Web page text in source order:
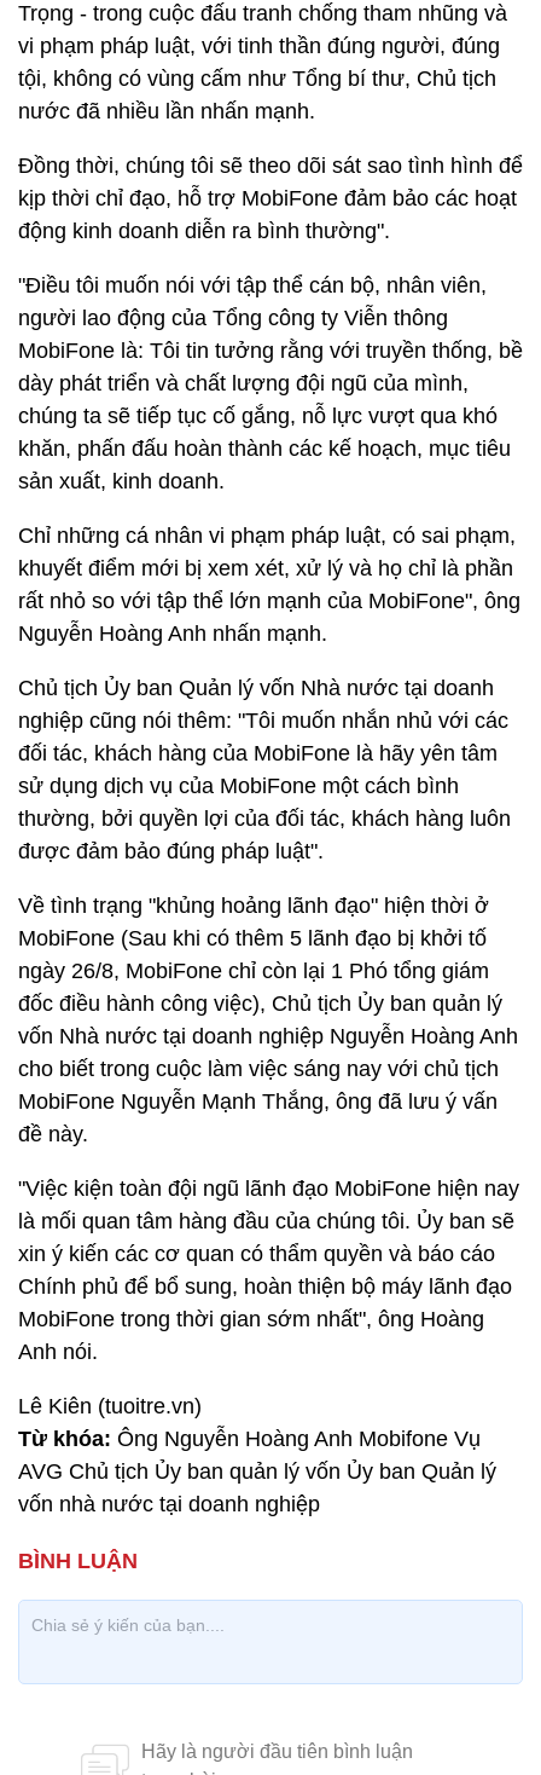
Trọng - trong cuộc đấu tranh chống tham nhũng và
vi phạm pháp luật, với tinh thần đúng người, đúng
tội, không có vùng cấm như Tổng bí thư, Chủ tịch
nước đã nhiều lần nhấn mạnh.
Đồng thời, chúng tôi sẽ theo dõi sát sao tình hình để
kịp thời chỉ đạo, hỗ trợ MobiFone đảm bảo các hoạt
động kinh doanh diễn ra bình thường".
"Điều tôi muốn nói với tập thể cán bộ, nhân viên,
người lao động của Tổng công ty Viễn thông
MobiFone là: Tôi tin tưởng rằng với truyền thống, bề
dày phát triển và chất lượng đội ngũ của mình,
chúng ta sẽ tiếp tục cố gắng, nỗ lực vượt qua khó
khăn, phấn đấu hoàn thành các kế hoạch, mục tiêu
sản xuất, kinh doanh.
Chỉ những cá nhân vi phạm pháp luật, có sai phạm,
khuyết điểm mới bị xem xét, xử lý và họ chỉ là phần
rất nhỏ so với tập thể lớn mạnh của MobiFone", ông
Nguyễn Hoàng Anh nhấn mạnh.
Chủ tịch Ủy ban Quản lý vốn Nhà nước tại doanh
nghiệp cũng nói thêm: "Tôi muốn nhắn nhủ với các
đối tác, khách hàng của MobiFone là hãy yên tâm
sử dụng dịch vụ của MobiFone một cách bình
thường, bởi quyền lợi của đối tác, khách hàng luôn
được đảm bảo đúng pháp luật".
Về tình trạng "khủng hoảng lãnh đạo" hiện thời ở
MobiFone (Sau khi có thêm 5 lãnh đạo bị khởi tố
ngày 26/8, MobiFone chỉ còn lại 1 Phó tổng giám
đốc điều hành công việc), Chủ tịch Ủy ban quản lý
vốn Nhà nước tại doanh nghiệp Nguyễn Hoàng Anh
cho biết trong cuộc làm việc sáng nay với chủ tịch
MobiFone Nguyễn Mạnh Thắng, ông đã lưu ý vấn
đề này.
"Việc kiện toàn đội ngũ lãnh đạo MobiFone hiện nay
là mối quan tâm hàng đầu của chúng tôi. Ủy ban sẽ
xin ý kiến các cơ quan có thẩm quyền và báo cáo
Chính phủ để bổ sung, hoàn thiện bộ máy lãnh đạo
MobiFone trong thời gian sớm nhất", ông Hoàng
Anh nói.
Lê Kiên (tuoitre.vn)
Từ khóa: Ông Nguyễn Hoàng Anh Mobifone Vụ
AVG Chủ tịch Ủy ban quản lý vốn Ủy ban Quản lý
vốn nhà nước tại doanh nghiệp